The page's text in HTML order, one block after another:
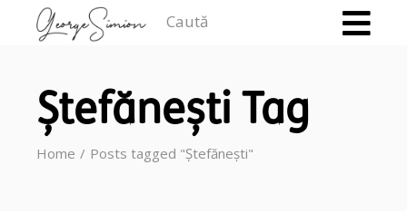
Ștefănești Tag
Home Posts tagged "Ștefănești"